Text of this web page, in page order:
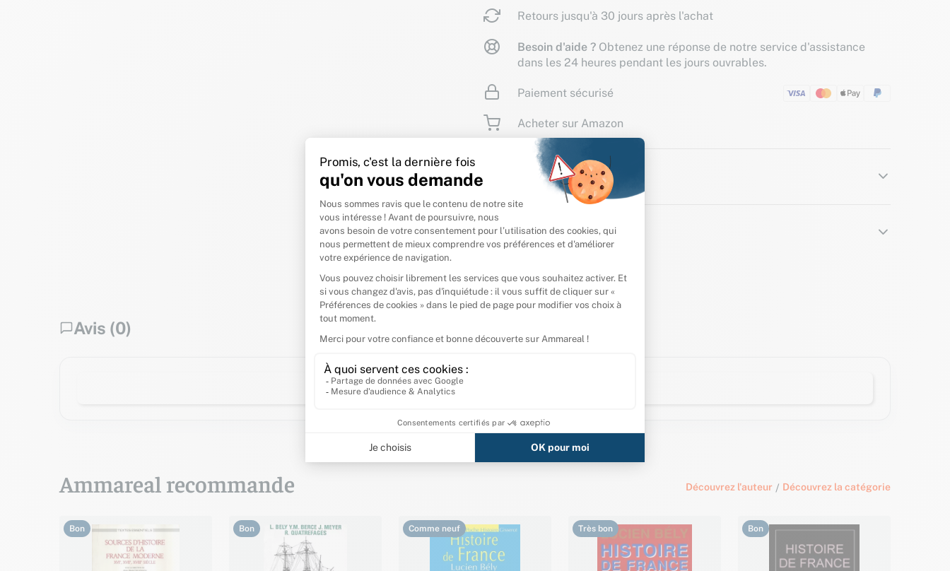
Retours jusqu'à 30 jours après l'achat
Besoin d'aide ? Obtenez une réponse de notre service d'assistance
dans les 24 heures pendant les jours ouvrables.
Paiement sécurisé
Acheter sur Amazon
Spécifications
Questions fréquentes
Avis (0)
Connectez-vous pour laisser un avis
Ammareal recommande Découvrez l'auteur / Découvrez la catégorie
Bon Bon Comme neuf Très bon Bon